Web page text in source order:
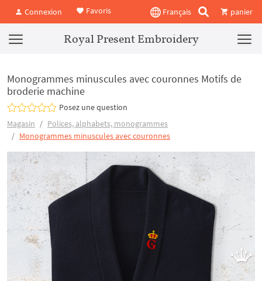
Connexion Favoris Français panier
Royal Present Embroidery
Monogrammes minuscules avec couronnes Motifs de
broderie machine
Posez une question
Magasin
Polices, alphabets, monogrammes
Monogrammes minuscules avec couronnes